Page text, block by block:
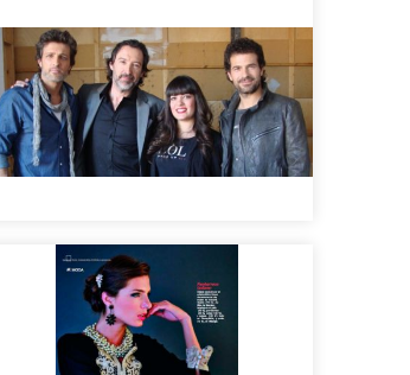
EDITORIAL
Trio de Ases :)